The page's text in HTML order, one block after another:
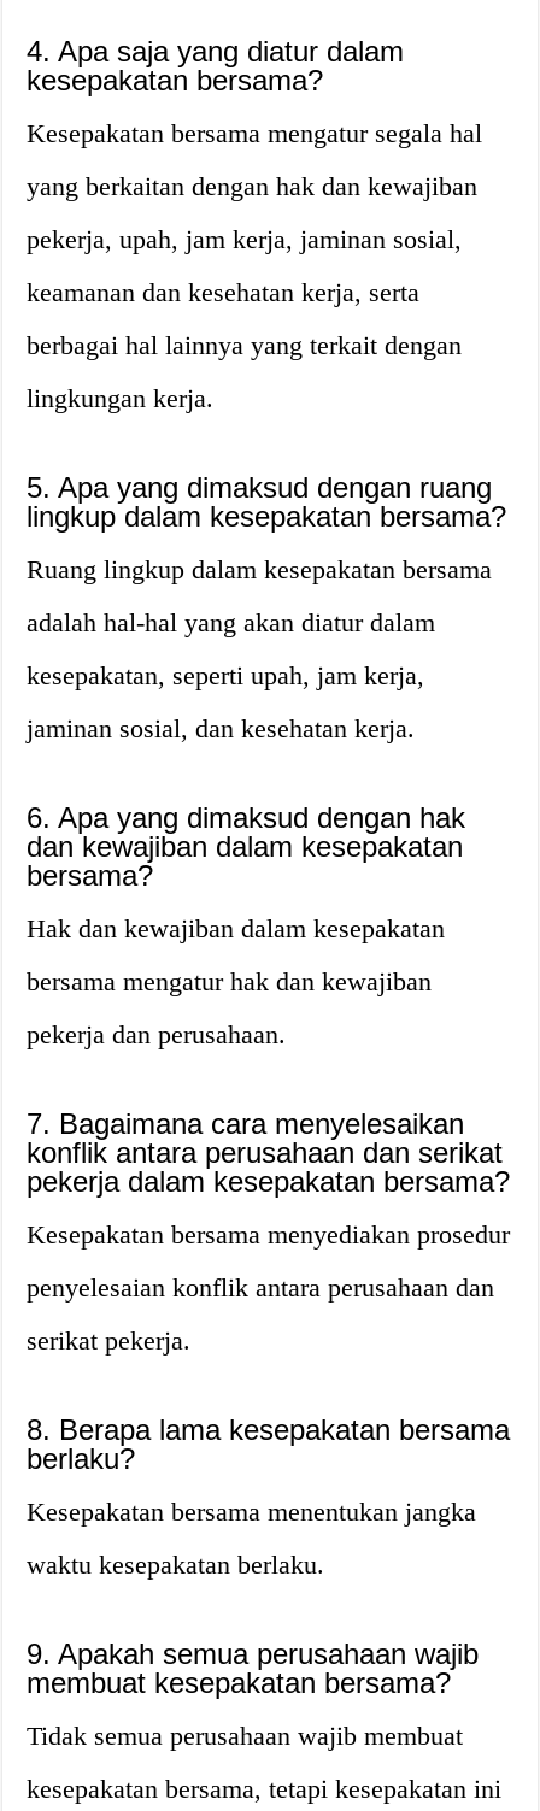
4. Apa saja yang diatur dalam
kesepakatan bersama?
Kesepakatan bersama mengatur segala hal
yang berkaitan dengan hak dan kewajiban
pekerja, upah, jam kerja, jaminan sosial,
keamanan dan kesehatan kerja, serta
berbagai hal lainnya yang terkait dengan
lingkungan kerja.
5. Apa yang dimaksud dengan ruang
lingkup dalam kesepakatan bersama?
Ruang lingkup dalam kesepakatan bersama
adalah hal-hal yang akan diatur dalam
kesepakatan, seperti upah, jam kerja,
jaminan sosial, dan kesehatan kerja.
6. Apa yang dimaksud dengan hak
dan kewajiban dalam kesepakatan
bersama?
Hak dan kewajiban dalam kesepakatan
bersama mengatur hak dan kewajiban
pekerja dan perusahaan.
7. Bagaimana cara menyelesaikan
konflik antara perusahaan dan serikat
pekerja dalam kesepakatan bersama?
Kesepakatan bersama menyediakan prosedur
penyelesaian konflik antara perusahaan dan
serikat pekerja.
8. Berapa lama kesepakatan bersama
berlaku?
Kesepakatan bersama menentukan jangka
waktu kesepakatan berlaku.
9. Apakah semua perusahaan wajib
membuat kesepakatan bersama?
Tidak semua perusahaan wajib membuat
kesepakatan bersama, tetapi kesepakatan ini